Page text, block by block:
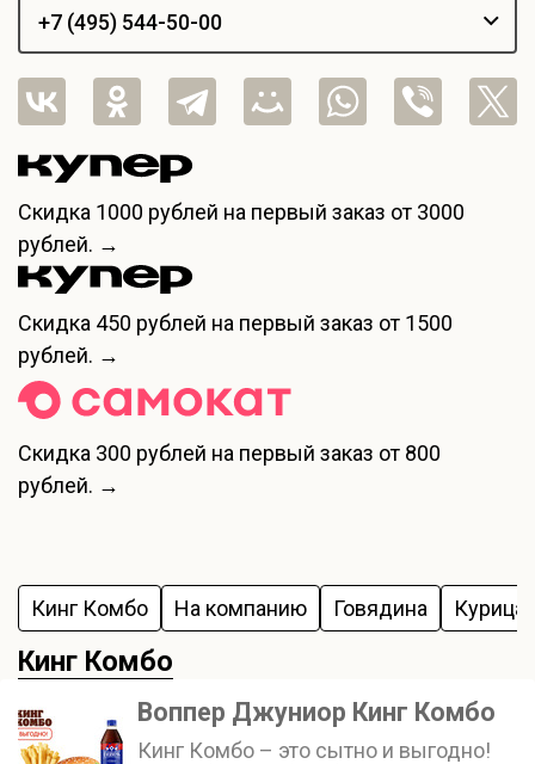
+7 (495) 544-50-00
Скидка 1000 рублей на первый заказ от 3000
рублей. →
Скидка 450 рублей на первый заказ от 1500
рублей. →
Скидка 300 рублей на первый заказ от 800
рублей. →
Кинг Комбо На компанию Говядина Курица
Кинг Комбо
Воппер Джуниор Кинг Комбо
Кинг Комбо – это сытно и выгодно!